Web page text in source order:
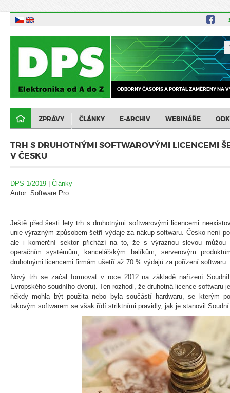
ODBORNÝ ČASOPIS A PORTÁL ZAMĚŘENÝ NA
ZPRÁVY ČLÁNKY E-ARCHIV WEBINÁŘE
TRH S DRUHOTNÝMI SOFTWAROVÝMI LICENCEMI
V ČESKU
DPS 1/2019 | Články
Autor: Software Pro
Ještě před šesti lety trh s druhotnými softwarovými licencemi
unie výrazným způsobem šetří výdaje za nákup softwaru. Česko není
ale i komerční sektor přichází na to, že s výraznou slevou můžou
operačním systémům, kancelářským balíkům, serverovým
druhotnými licencemi firmám ušetří až 70 % výdajů za pořízení softwaru.
Nový trh se začal formovat v roce 2012 na základě nařízení
Evropského soudního dvoru). Ten rozhodl, že druhotná licence softwaru
někdy mohla být použita nebo byla součástí hardwaru, se kterým
takovým softwarem se však řídí striktními pravidly, jak je stanovil